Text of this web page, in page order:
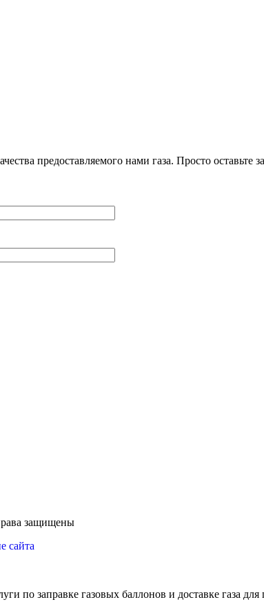
предоставляемого нами газа. Просто
защищены
сайта
по заправке газовых баллонов и доставке газа